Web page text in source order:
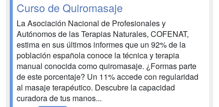
Curso de Quiromasaje
La Asociación Nacional de Profesionales y
Autónomos de las Terapias Naturales, COFENAT,
estima en sus últimos informes que un 92% de la
población española conoce la técnica y terapia
manual conocida como quiromasaje. ¿Formas parte
de este porcentaje? Un 11% accede con regularidad
al masaje terapéutico. Descubre la capacidad
curadora de tus manos...